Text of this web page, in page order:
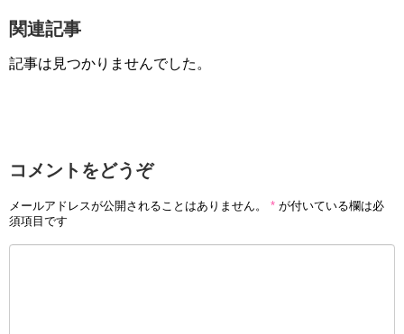
関連記事
記事は見つかりませんでした。
コメントをどうぞ
メールアドレスが公開されることはありません。 * が付いている欄は必
須項目です